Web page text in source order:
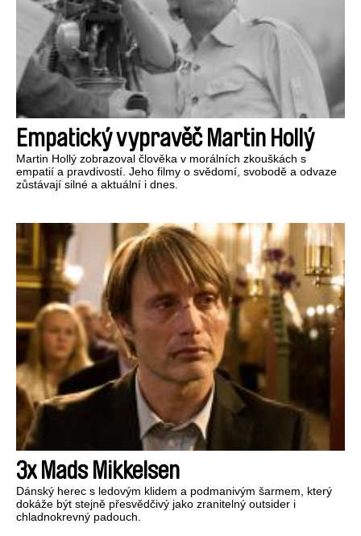
Empatický vypravěč Martin Hollý
Martin Hollý zobrazoval člověka v morálních zkouškách s
empatií a pravdivostí. Jeho filmy o svědomí, svobodě a odvaze
zůstávají silné a aktuální i dnes.
3x Mads Mikkelsen
Dánský herec s ledovým klidem a podmanivým šarmem, který
dokáže být stejně přesvědčivý jako zranitelný outsider i
chladnokrevný padouch.